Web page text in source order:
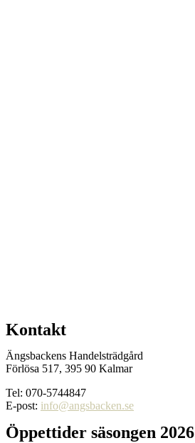
Kontakt
Ängsbackens Handelsträdgård
Förlösa 517, 395 90 Kalmar
Tel: 070-5744847
E-post: info@angsbacken.se
Öppettider säsongen 2026